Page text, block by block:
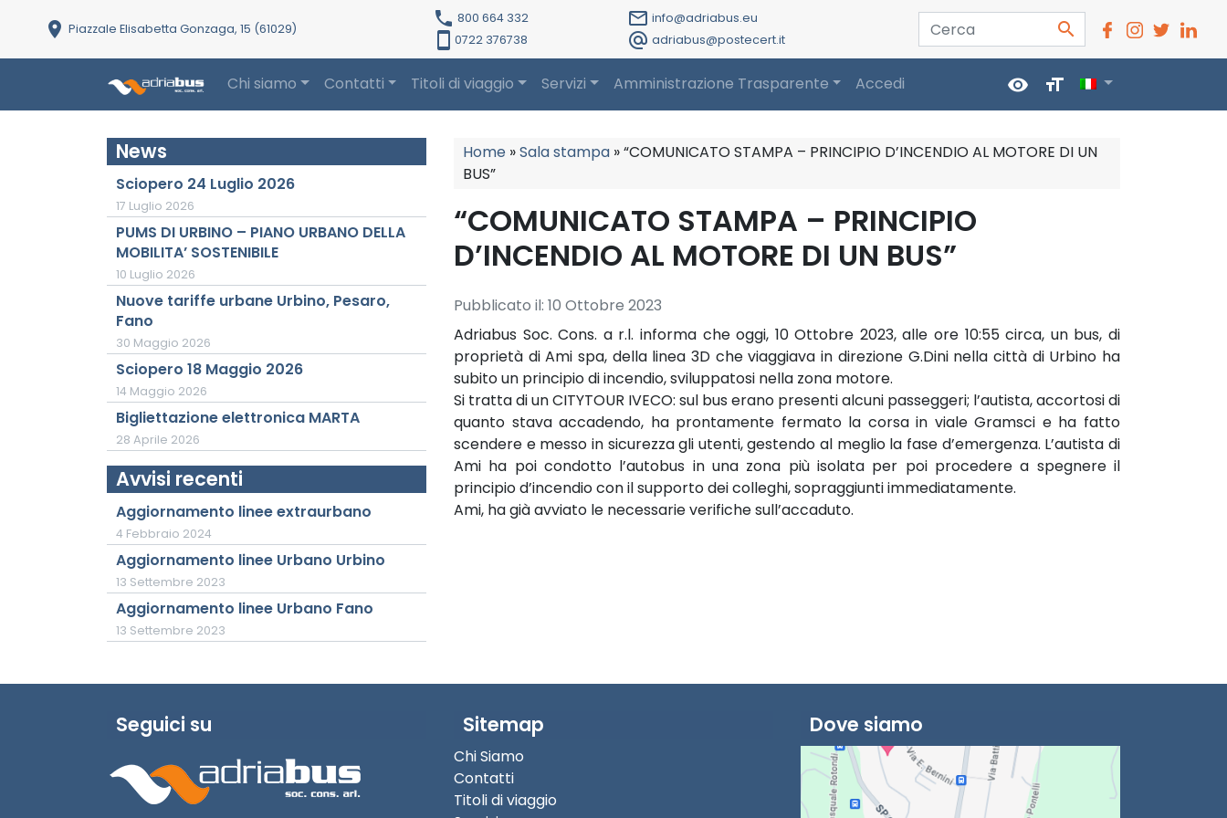
location_on Piazzale Elisabetta Gonzaga, 15 (61029) local_phone 800 664 332
smartphone 0722 376738
mail_outline info@adriabus.eu
alternate_email adriabus@postecert.it search
Main NavigationChi siamo Contatti Titoli di viaggio Servizi Amministrazione Trasparente Accedi visibility format_size
News
Sciopero 24 Luglio 2026
17 Luglio 2026
PUMS DI URBINO – PIANO URBANO DELLA
MOBILITA’ SOSTENIBILE
10 Luglio 2026
Nuove tariffe urbane Urbino, Pesaro,
Fano
30 Maggio 2026
Sciopero 18 Maggio 2026
14 Maggio 2026
Bigliettazione elettronica MARTA
28 Aprile 2026
Avvisi recenti
Aggiornamento linee extraurbano
4 Febbraio 2024
Aggiornamento linee Urbano Urbino
13 Settembre 2023
Aggiornamento linee Urbano Fano
13 Settembre 2023
Home »Sala stampa»“COMUNICATO STAMPA – PRINCIPIO D’INCENDIO AL MOTORE DI UN
BUS”
“COMUNICATO STAMPA – PRINCIPIO
D’INCENDIO AL MOTORE DI UN BUS”
Pubblicato il: 10 Ottobre 2023
Adriabus Soc. Cons. a r.l. informa che oggi, 10 Ottobre 2023, alle ore 10:55 circa, un bus, di
proprietà di Ami spa, della linea 3D che viaggiava in direzione G.Dini nella città di Urbino ha
subito un principio di incendio, sviluppatosi nella zona motore.
Si tratta di un CITYTOUR IVECO: sul bus erano presenti alcuni passeggeri; l’autista, accortosi di
quanto stava accadendo, ha prontamente fermato la corsa in viale Gramsci e ha fatto
scendere e messo in sicurezza gli utenti, gestendo al meglio la fase d’emergenza. L’autista di
Ami ha poi condotto l’autobus in una zona più isolata per poi procedere a spegnere il
principio d’incendio con il supporto dei colleghi, sopraggiunti immediatamente.
Ami, ha già avviato le necessarie verifiche sull’accaduto.
Seguici su Sitemap
Chi Siamo
Contatti
Titoli di viaggio
Dove siamo